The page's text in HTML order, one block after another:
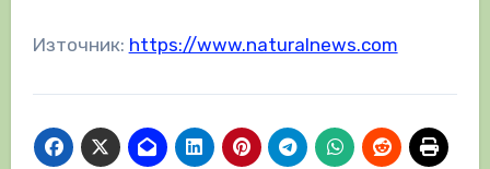
Източник: https://www.naturalnews.com